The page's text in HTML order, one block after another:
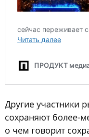
Другие участники
сохраняют более-
о чем говорит